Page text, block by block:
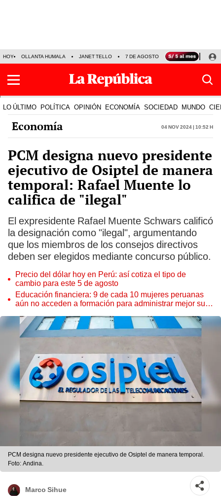
HOY OLLANTA HUMALA JANET TELLO 7 DE AGOSTO TINKA RESULTADOS
LO ÚLTIMO POLÍTICA OPINIÓN ECONOMÍA SOCIEDAD MUNDO
Economía 04 Nov 2024 | 10:52 h
PCM designa nuevo presidente
ejecutivo de Osiptel de manera
temporal: Rafael Muente lo
califica de "ilegal"
El expresidente Rafael Muente Schwars calificó
la designación como "ilegal", argumentando
que los miembros de los consejos directivos
deben ser elegidos mediante concurso público.
Precio del dólar hoy en Perú: así cotiza el tipo de
cambio para este 5 de agosto
Educación financiera: 9 de cada 10 mujeres peruanas
aún no acceden a formación para administrar mejor su
PCM designa nuevo presidente ejecutivo de Osiptel de manera temporal.
Foto: Andina.
Marco Sihue